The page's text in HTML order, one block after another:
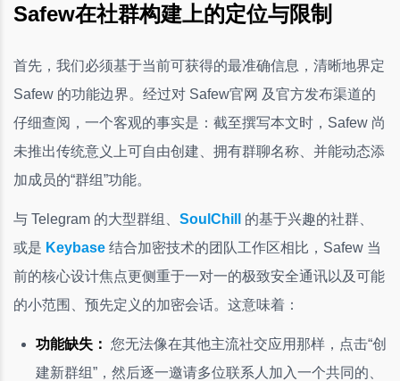
Safew在社群构建上的定位与限制
首先，我们必须基于当前可获得的最准确信息，清晰地界定
Safew 的功能边界。经过对 Safew官网 及官方发布渠道的
仔细查阅，一个客观的事实是：截至撰写本文时，Safew 尚
未推出传统意义上可自由创建、拥有群聊名称、并能动态添
加成员的“群组”功能。
与 Telegram 的大型群组、 SoulChill 的基于兴趣的社群、
或是 Keybase 结合加密技术的团队工作区相比，Safew 当
前的核心设计焦点更侧重于一对一的极致安全通讯以及可能
的小范围、预先定义的加密会话。这意味着：
功能缺失： 您无法像在其他主流社交应用那样，点击“创
建新群组”，然后逐一邀请多位联系人加入一个共同的、